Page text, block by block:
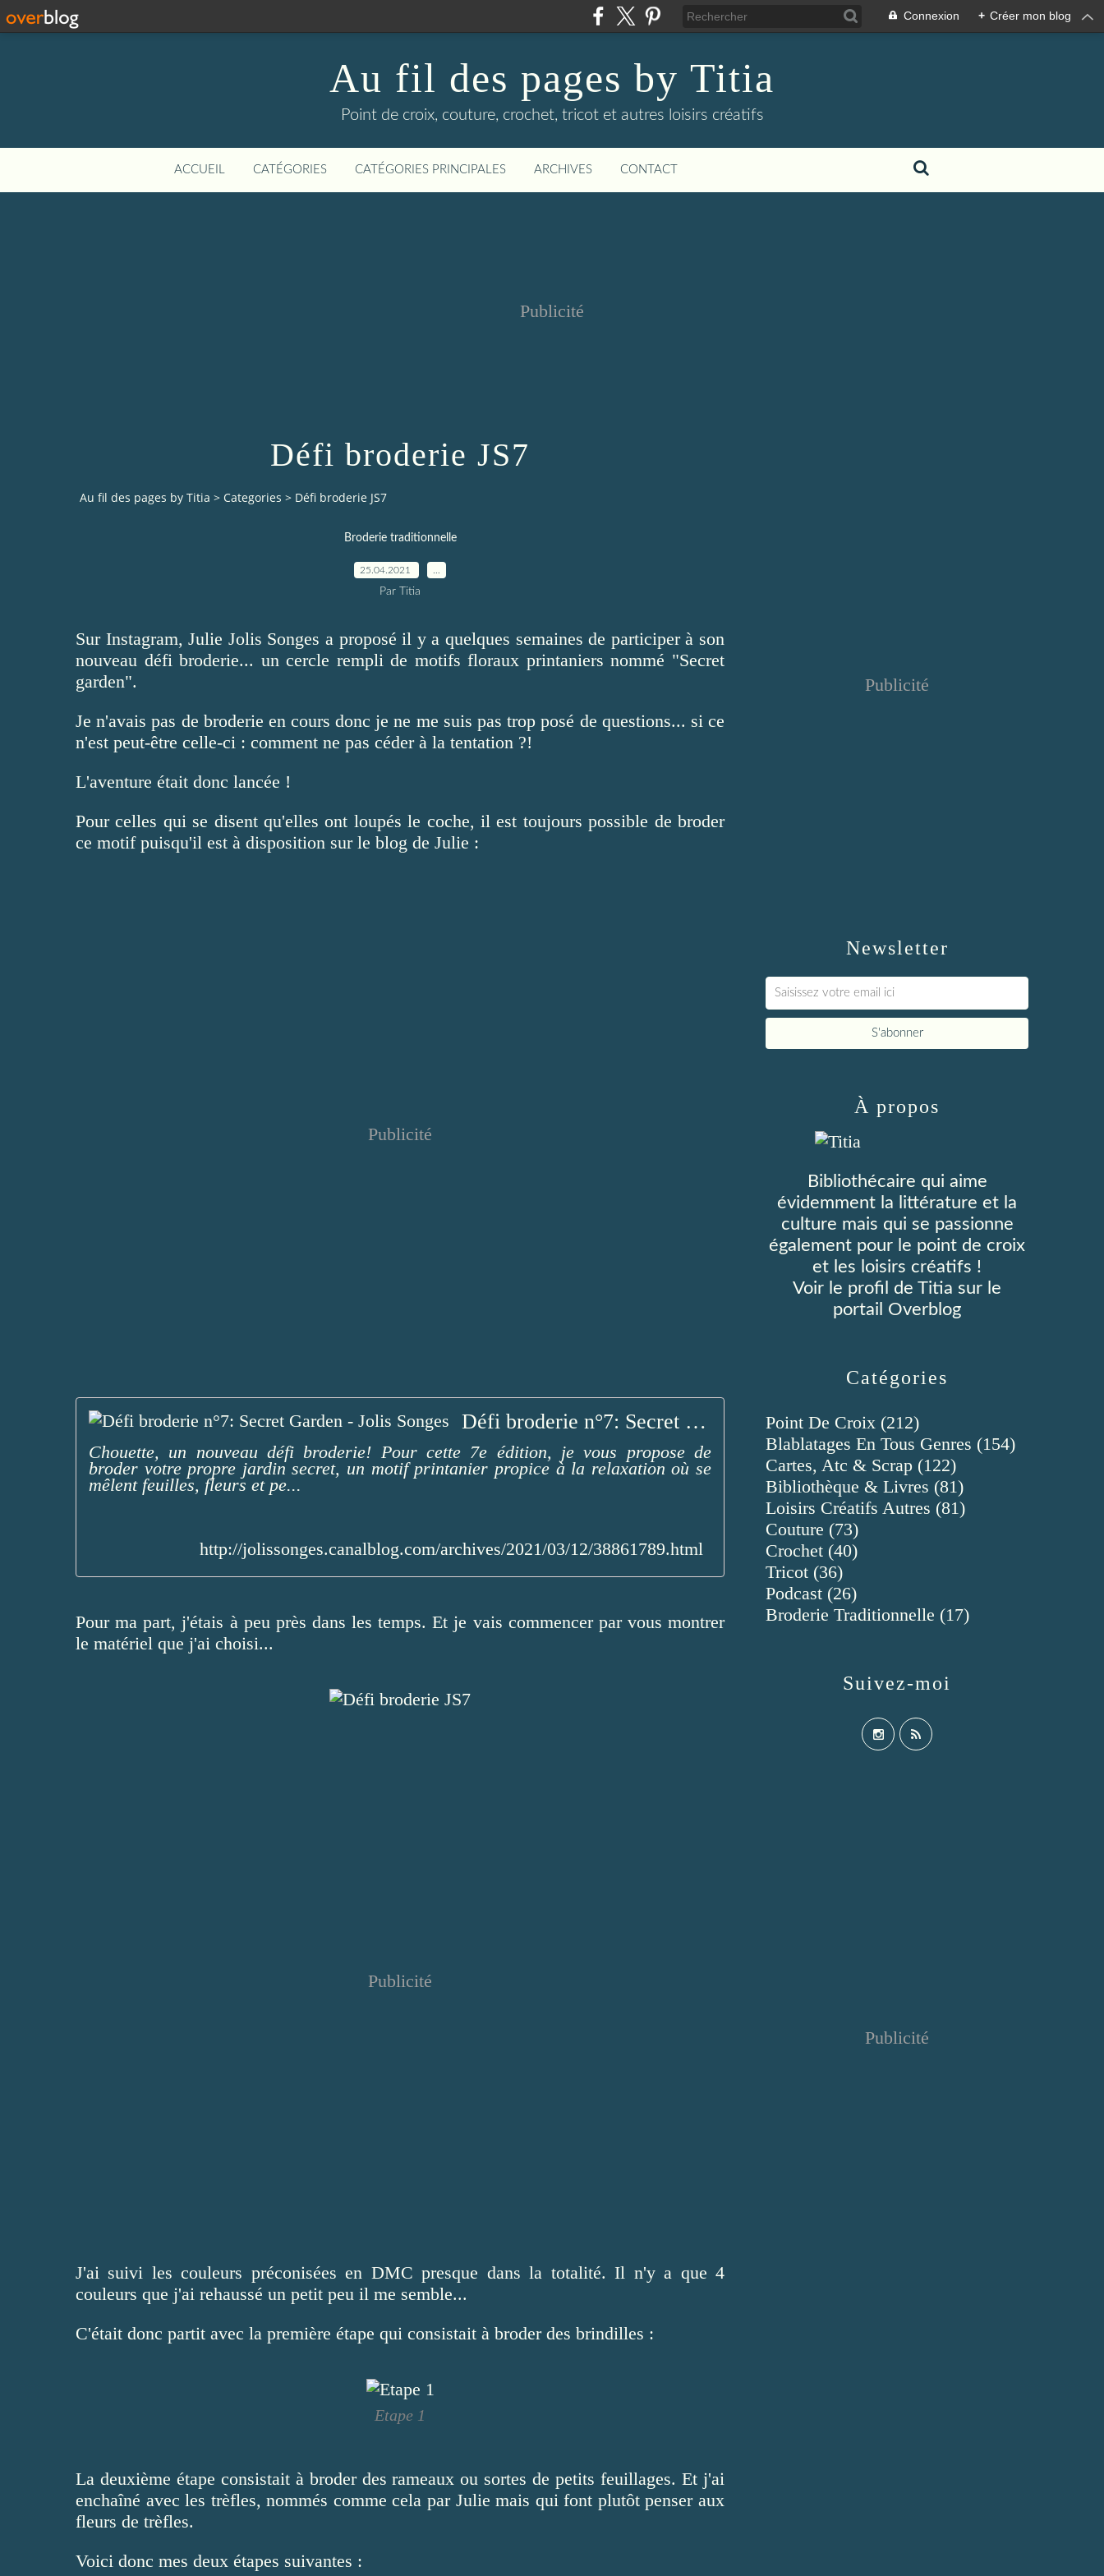
Connexion + Créer mon blog
Au fil des pages by Titia
Point de croix, couture, crochet, tricot et autres loisirs créatifs
ACCUEIL CATÉGORIES CATÉGORIES PRINCIPALES ARCHIVES CONTACT
Publicité
Défi broderie JS7
Au fil des pages by Titia > Categories > Défi broderie JS7
Broderie traditionnelle
25.04.2021
Par Titia
Sur Instagram, Julie Jolis Songes a proposé il y a quelques semaines de participer à son
nouveau défi broderie... un cercle rempli de motifs floraux printaniers nommé "Secret
garden".
Je n'avais pas de broderie en cours donc je ne me suis pas trop posé de questions... si ce
n'est peut-être celle-ci : comment ne pas céder à la tentation ?!
L'aventure était donc lancée !
Pour celles qui se disent qu'elles ont loupés le coche, il est toujours possible de broder
ce motif puisqu'il est à disposition sur le blog de Julie :
Publicité
Défi broderie n°7: Secret Garden - Jolis Songes
Chouette, un nouveau défi broderie! Pour cette 7e édition, je vous propose de
broder votre propre jardin secret, un motif printanier propice à la relaxation où se
mêlent feuilles, fleurs et pe...
http://jolissonges.canalblog.com/archives/2021/03/12/38861789.html
Pour ma part, j'étais à peu près dans les temps. Et je vais commencer par vous montrer
le matériel que j'ai choisi...
Publicité
J'ai suivi les couleurs préconisées en DMC presque dans la totalité. Il n'y a que 4
couleurs que j'ai rehaussé un petit peu il me semble...
C'était donc partit avec la première étape qui consistait à broder des brindilles :
Etape 1
La deuxième étape consistait à broder des rameaux ou sortes de petits feuillages. Et j'ai
enchaîné avec les trèfles, nommés comme cela par Julie mais qui font plutôt penser aux
fleurs de trèfles.
Voici donc mes deux étapes suivantes :
Newsletter
Publicité
Catégories
Point De Croix (212)
Blablatages En Tous Genres (154)
Cartes, Atc & Scrap (122)
Bibliothèque & Livres (81)
Loisirs Créatifs Autres (81)
Couture (73)
Crochet (40)
Tricot (36)
Podcast (26)
Broderie Traditionnelle (17)
Suivez-moi
À propos
Bibliothécaire qui aime
évidemment la littérature et la
culture mais qui se passionne
également pour le point de croix
et les loisirs créatifs !
Voir le profil de Titia sur le
portail Overblog
Publicité